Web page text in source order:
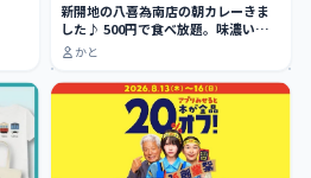
新開地の八喜為南店の朝カレーきま
した♪ 500円で食べ放題。味濃い目ち
ょい辛。…
かと